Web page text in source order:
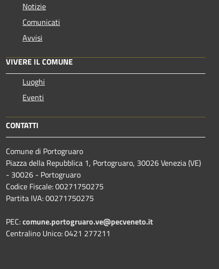
Notizie
Comunicati
Avvisi
VIVERE IL COMUNE
Luoghi
Eventi
CONTATTI
Comune di Portogruaro
Piazza della Repubblica 1, Portogruaro, 30026 Venezia (VE)
- 30026 - Portogruaro
Codice Fiscale: 00271750275
Partita IVA: 00271750275
PEC:comune.portogruaro.ve@pecveneto.it
Centralino Unico: 0421 277211